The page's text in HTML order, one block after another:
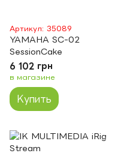
Артикул: 35089
YAMAHA SC-02
SessionCake
6 102 грн
в магазине
Купить